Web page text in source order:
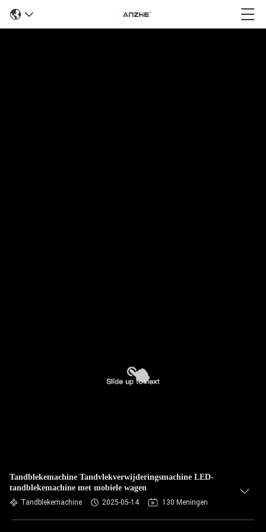
Tandblekemachine Tandvlekverwijderingsmachine LED-
tandblekemachine met mobiele wagen
Tandblekemachine 2025-05-14 130 Meningen